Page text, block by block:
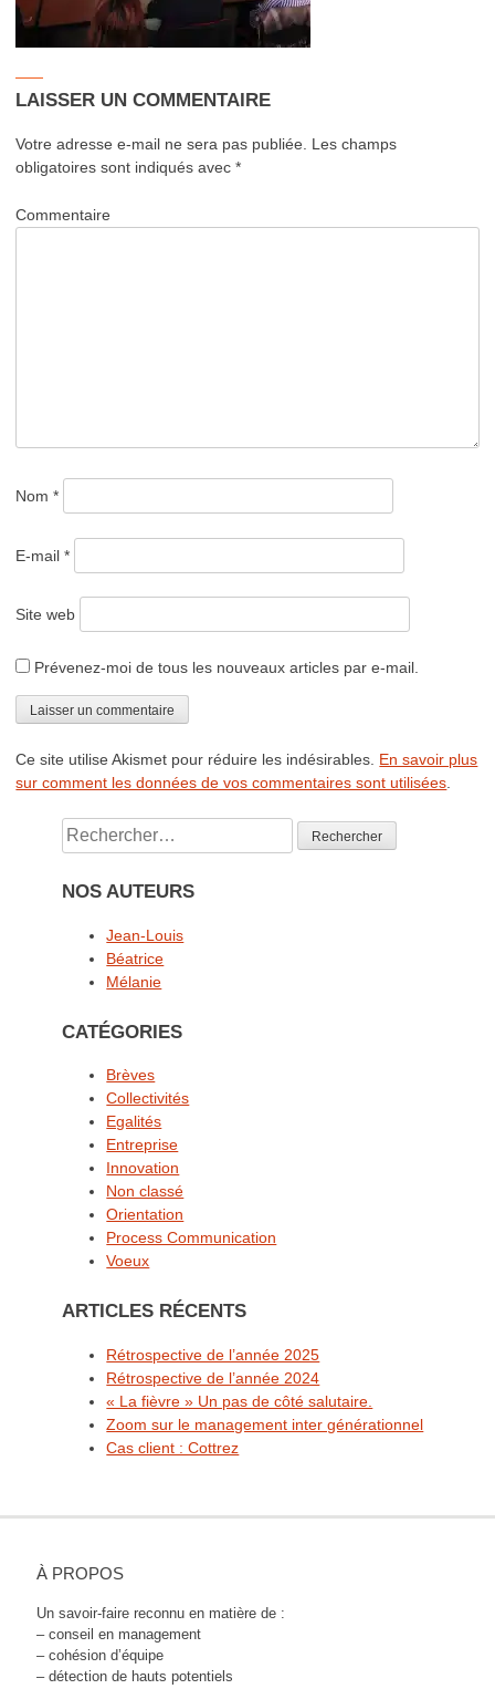
LAISSER UN COMMENTAIRE
Votre adresse e-mail ne sera pas publiée.
Les champs
obligatoires sont indiqués avec*
Commentaire
Nom*
E-mail*
Site web
Prévenez-moi de tous les nouveaux articles par e-mail.
Ce site utilise Akismet pour réduire les indésirables. En savoir plus
sur comment les données de vos commentaires sont utilisées
Rechercher :
NOS AUTEURS
Jean-Louis
Béatrice
Mélanie
CATÉGORIES
Brèves
Collectivités
Egalités
Entreprise
Innovation
Non classé
Orientation
Process Communication
Voeux
ARTICLES RÉCENTS
Rétrospective de l’année 2025
Rétrospective de l’année 2024
« La fièvre » Un pas de côté salutaire.
Zoom sur le management inter générationnel
Cas client : Cottrez
À PROPOS
Un savoir-faire reconnu en matière de :
– conseil en management
– cohésion d’équipe
– détection de hauts potentiels